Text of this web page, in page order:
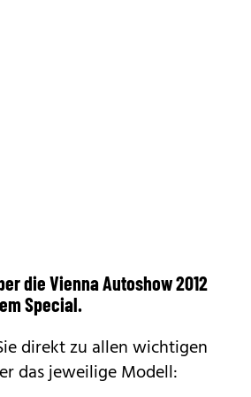
die Vienna Autoshow 2012
Special.
direkt zu allen wichtigen
das jeweilige Modell: